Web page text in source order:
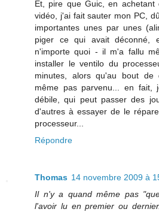
Et, pire que Guic, en
vidéo, j'ai fait sauter mon PC,
importantes unes par unes
piger ce qui avait déconné,
n'importe quoi - il m'a fallu
installer le ventilo du
minutes, alors qu'au bout
même pas parvenu... en
débile, qui peut passer des
d'autres à essayer de le
processeur...
Répondre
Thomas 14 novembre 2009 à
Il n'y a quand même pas
l'avoir lu en premier ou